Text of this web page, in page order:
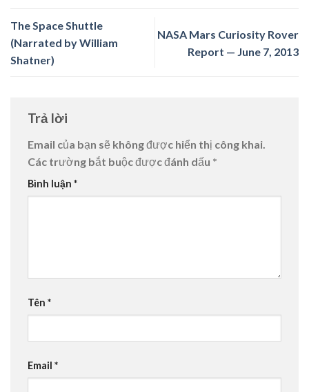
The Space Shuttle
(Narrated by William
Shatner)
NASA Mars Curiosity Rover
Report — June 7, 2013
Trả lời
Email của bạn sẽ không được hiển thị công khai.
Các trường bắt buộc được đánh dấu *
Bình luận *
Tên *
Email *